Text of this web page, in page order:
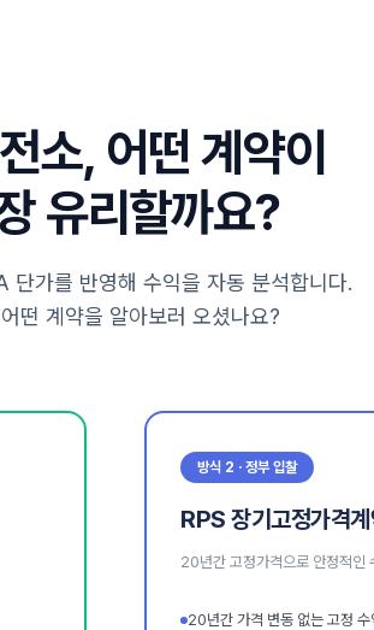
소, 어떤 계약이
유리할까요?
단가를 반영해 수익을 자동 분석합니다.
떤 계약을 알아보러 오셨나요?
방식 2 · 정부 입찰
RPS 장기고정가격
20년간 고정가격으로 안정적인
20년간 가격 변동 없는 고정 수